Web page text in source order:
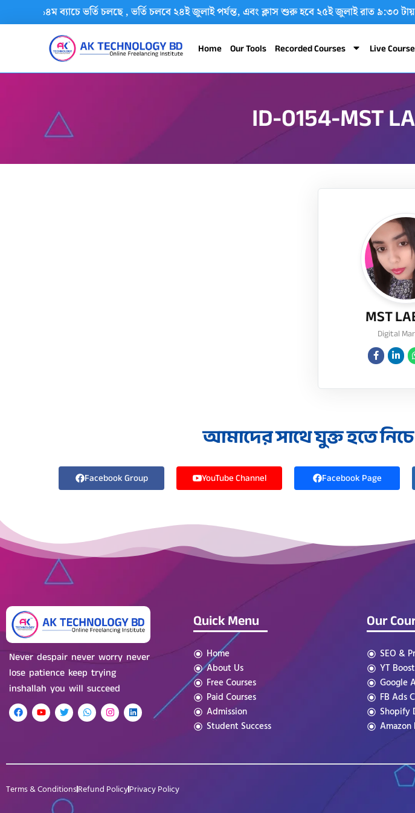
১৪ম ব্যাচে ভর্তি চলছে , ভর্তি চলবে ২৪ই জুলাই পর্যন্ত, এবং ক্লাস শুরু হবে ২৫ই জুলাই রাত ৯:৩০
Home Our Tools Recorded Courses Live
ID-0154-MST
MST
Digital
আমাদের সাথে যুক্ত হতে
Facebook Group YouTube Channel Facebook Page
Never despair never worry never
lose patience keep trying
inshallah you will succeed
Quick Menu
Home
About Us
Free Courses
Paid Courses
Admission
Student Success
Our
SEO &
YT
Google
FB Ads
Shopify
Terms & ConditionsRefund PolicyPrivacy Policy